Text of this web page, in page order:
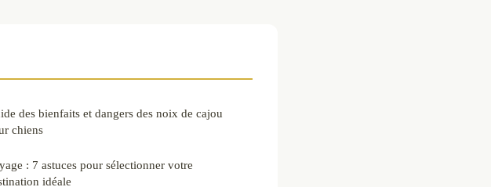
des bienfaits et dangers des noix de cajou
chiens
: 7 astuces pour sélectionner votre
idéale